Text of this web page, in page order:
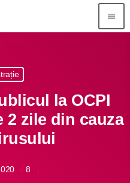
menu
close
la OCPI
zile din cauza
8